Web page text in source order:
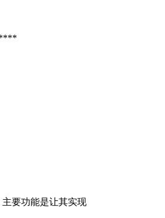
要功能是让其实现